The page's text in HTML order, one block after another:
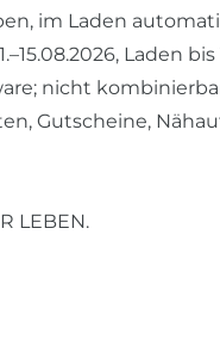
im Laden
Laden
nicht
Gutscheine,
LEBEN.